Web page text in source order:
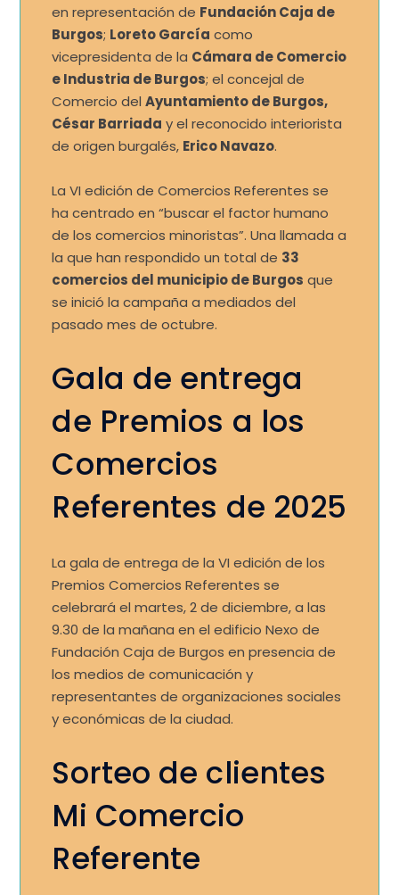
en representación de Fundación Caja de
Burgos; Loreto García como
vicepresidenta de la Cámara de Comercio
e Industria de Burgos; el concejal de
Comercio delAyuntamiento de Burgos,
César Barriada y el reconocido interiorista
de origen burgalés, Erico Navazo.
La VI edición de Comercios Referentes se
ha centrado en “buscar el factor humano
de los comercios minoristas”. Una llamada a
la que han respondido un total de 33
comercios del municipio de Burgos que
se inició la campaña a mediados del
pasado mes de octubre.
Gala de entrega
de Premios a los
Comercios
Referentes de 2025
La gala de entrega de la VI edición de los
Premios Comercios Referentes se
celebrará el martes, 2 de diciembre, a las
9.30 de la mañana en el edificio Nexo de
Fundación Caja de Burgos en presencia de
los medios de comunicación y
representantes de organizaciones sociales
y económicas de la ciudad.
Sorteo de clientes
Mi Comercio
Referente